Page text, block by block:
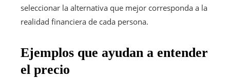
seleccionar la alternativa que mejor corresponda a la
realidad financiera de cada persona.
Ejemplos que ayudan a entender
el precio